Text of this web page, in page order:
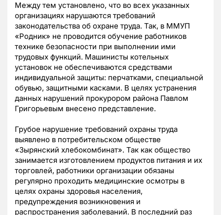
Между тем установлено, что во всех указанных
организациях нарушаются требований
законодательства об охране труда. Так, в ММУП
«Родник» не проводится обучение работников
технике безопасности при выполнении ими
трудовых функций. Машинисты котельных
установок не обеспечиваются средствами
индивидуальной защиты: перчатками, специальной
обувью, защитными касками. В целях устранения
данных нарушений прокурором района Павлом
Григорьевым внесено представление.
Грубое нарушение требований охраны труда
выявлено в потребительском обществе
«Зырянский хлебокомбинат». Так как общество
занимается изготовлением продуктов питания и их
торговлей, работники организации обязаны
регулярно проходить медицинские осмотры в
целях охраны здоровья населения,
предупреждения возникновения и
распространения заболеваний. В последний раз